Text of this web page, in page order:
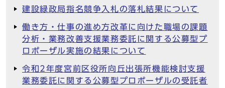
建設緑政局指名競争入札の落札結果について
働き方・仕事の進め方改革に向けた職場の課題
分析・業務改善支援業務委託に関する公募型プ
ロポーザル実施の結果について
令和2年度宮前区役所向丘出張所機能検討支援
業務委託に関する公募型プロポーザルの受託者